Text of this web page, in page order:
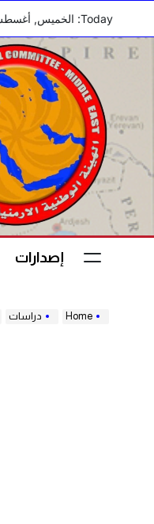
content
Today: الخميس, أغسطس 6 2026
إصدارات
Home دراسات